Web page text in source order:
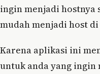
ingin menjadi hostnya
mudah menjadi host
Karena aplikasi ini
untuk anda yang